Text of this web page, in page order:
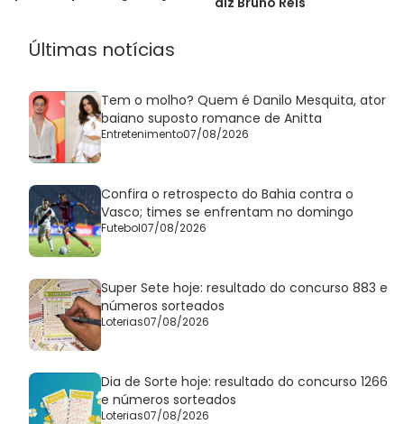
Últimas notícias
Tem o molho? Quem é Danilo Mesquita, ator
baiano suposto romance de Anitta
Entretenimento07/08/2026
Confira o retrospecto do Bahia contra o
Vasco; times se enfrentam no domingo
Futebol07/08/2026
Super Sete hoje: resultado do concurso 883 e
números sorteados
Loterias07/08/2026
Dia de Sorte hoje: resultado do concurso 1266
e números sorteados
Loterias07/08/2026